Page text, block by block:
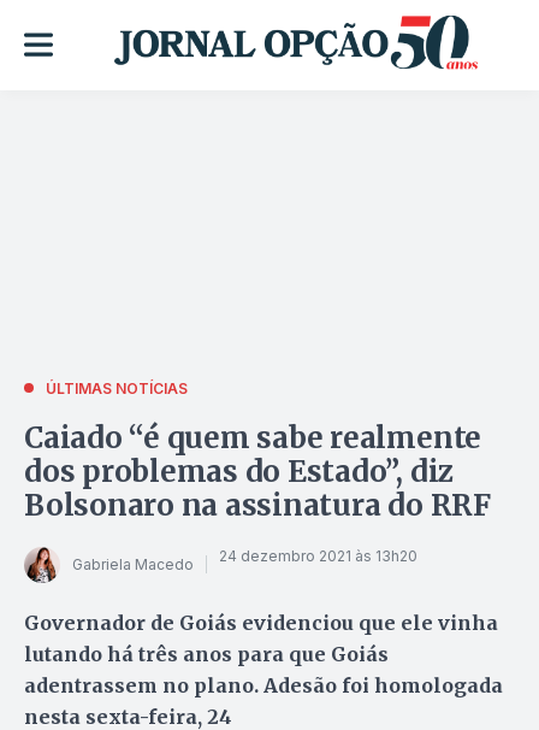
ÚLTIMAS NOTÍCIAS
Caiado “é quem sabe realmente
dos problemas do Estado”, diz
Bolsonaro na assinatura do RRF
Gabriela Macedo 24 dezembro 2021 às 13h20
Governador de Goiás evidenciou que ele vinha
lutando há três anos para que Goiás
adentrassem no plano. Adesão foi homologada
nesta sexta-feira, 24